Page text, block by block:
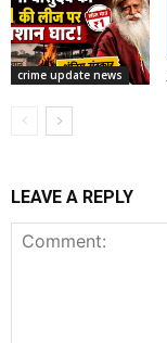
crime update news
LEAVE A REPLY